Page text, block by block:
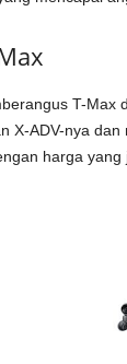
T-Max
X-ADV-nya
harga